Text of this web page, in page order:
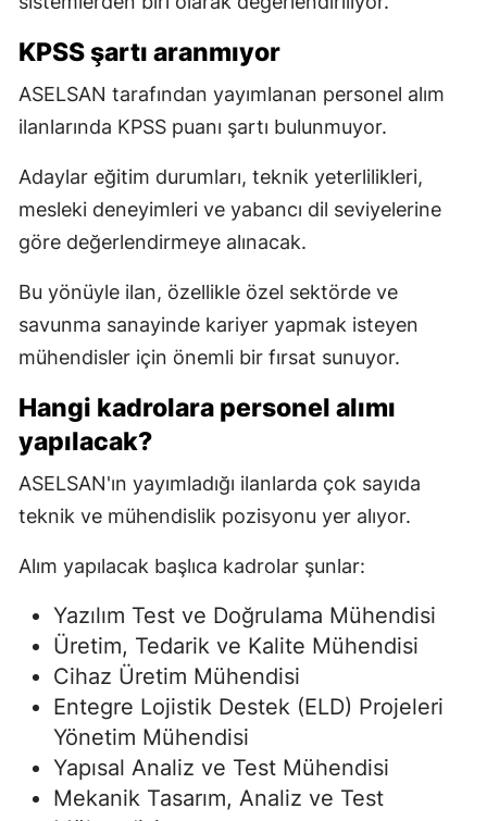
KPSS şartı aranmıyor
ASELSAN tarafından yayımlanan personel alım
ilanlarında KPSS puanı şartı bulunmuyor.
Adaylar eğitim durumları, teknik yeterlilikleri,
mesleki deneyimleri ve yabancı dil seviyelerine
göre değerlendirmeye alınacak.
Bu yönüyle ilan, özellikle özel sektörde ve
savunma sanayinde kariyer yapmak isteyen
mühendisler için önemli bir fırsat sunuyor.
Hangi kadrolara personel alımı
yapılacak?
ASELSAN'ın yayımladığı ilanlarda çok sayıda
teknik ve mühendislik pozisyonu yer alıyor.
Alım yapılacak başlıca kadrolar şunlar:
Yazılım Test ve Doğrulama Mühendisi
Üretim, Tedarik ve Kalite Mühendisi
Cihaz Üretim Mühendisi
Entegre Lojistik Destek (ELD) Projeleri
Yönetim Mühendisi
Yapısal Analiz ve Test Mühendisi
Mekanik Tasarım, Analiz ve Test